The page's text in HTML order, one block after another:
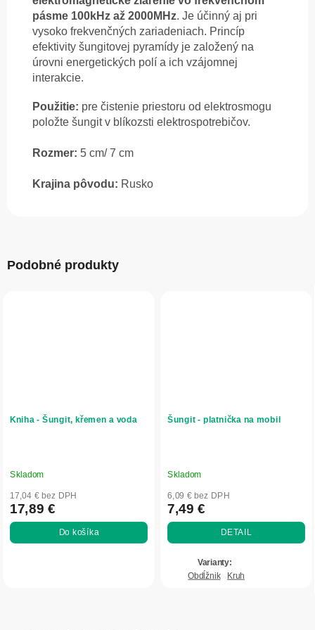
pásme 100kHz až 2000MHz. Je účinný aj pri
vysoko frekvenčných zariadeniach. Princíp
efektivity šungitovej pyramídy je založený na
úrovni energetických polí a ich vzájomnej
interakcie.
Použitie: pre čistenie priestoru od elektrosmogu
položte šungit v blíkozsti elektrospotrebičov.
Rozmer: 5 cm/ 7 cm
Krajina pôvodu: Rusko
Podobné produkty
Kniha - Šungit, křemen a voda
Skladom
17,04 € bez DPH
17,89 €
Do košíka
Šungit - platnička na mobil
Skladom
6,09 € bez DPH
7,49 €
DETAIL
Obdĺžnik Kruh